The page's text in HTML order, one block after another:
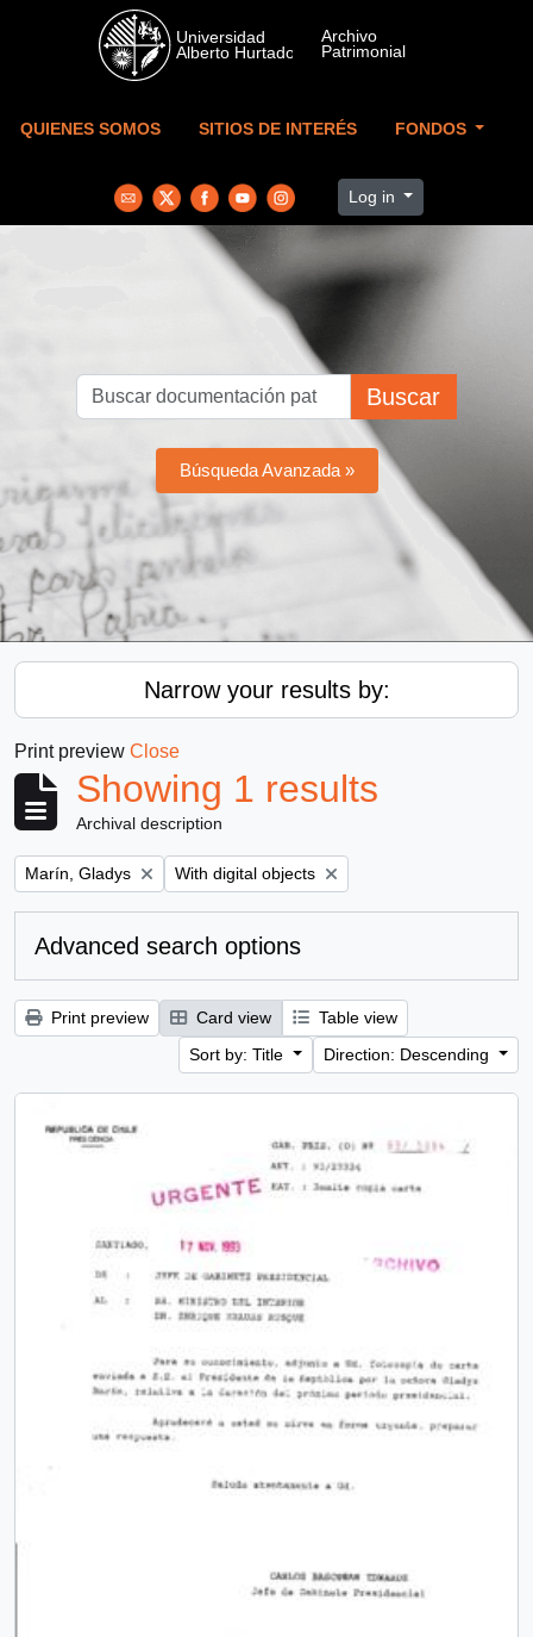
Skip to main content
QUIENES SOMOS SITIOS DE INTERÉS FONDOS
Log in
Buscar
Búsqueda Avanzada »
Narrow your results by:
Print preview Close
Showing 1 results
Archival description
Remove filter:
Marín, Gladys Remove filter:
With digital objects
Advanced search options
Print preview Card view
Table view
Sort by: Title
Direction: Descending